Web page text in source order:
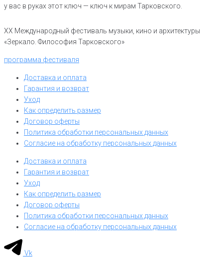
у вас в руках этот ключ — ключ к мирам Тарковского.
XX Международный фестиваль музыки, кино и архитектуры
«Зеркало. Философия Тарковского»
программа фестиваля
Доставка и оплата
Гарантия и возврат
Уход
Как определить размер
Договор оферты
Политика обработки персональных данных
Согласие на обработку персональных данных
Доставка и оплата
Гарантия и возврат
Уход
Как определить размер
Договор оферты
Политика обработки персональных данных
Согласие на обработку персональных данных
Vk